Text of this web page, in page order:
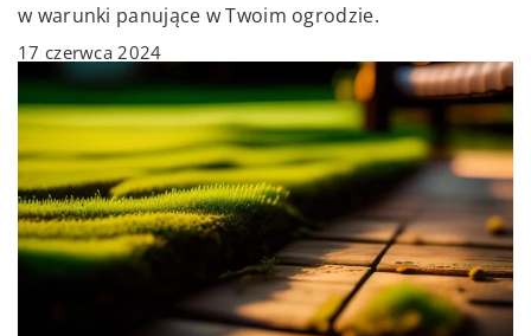
w warunki panujące w Twoim ogrodzie.
17 czerwca 2024